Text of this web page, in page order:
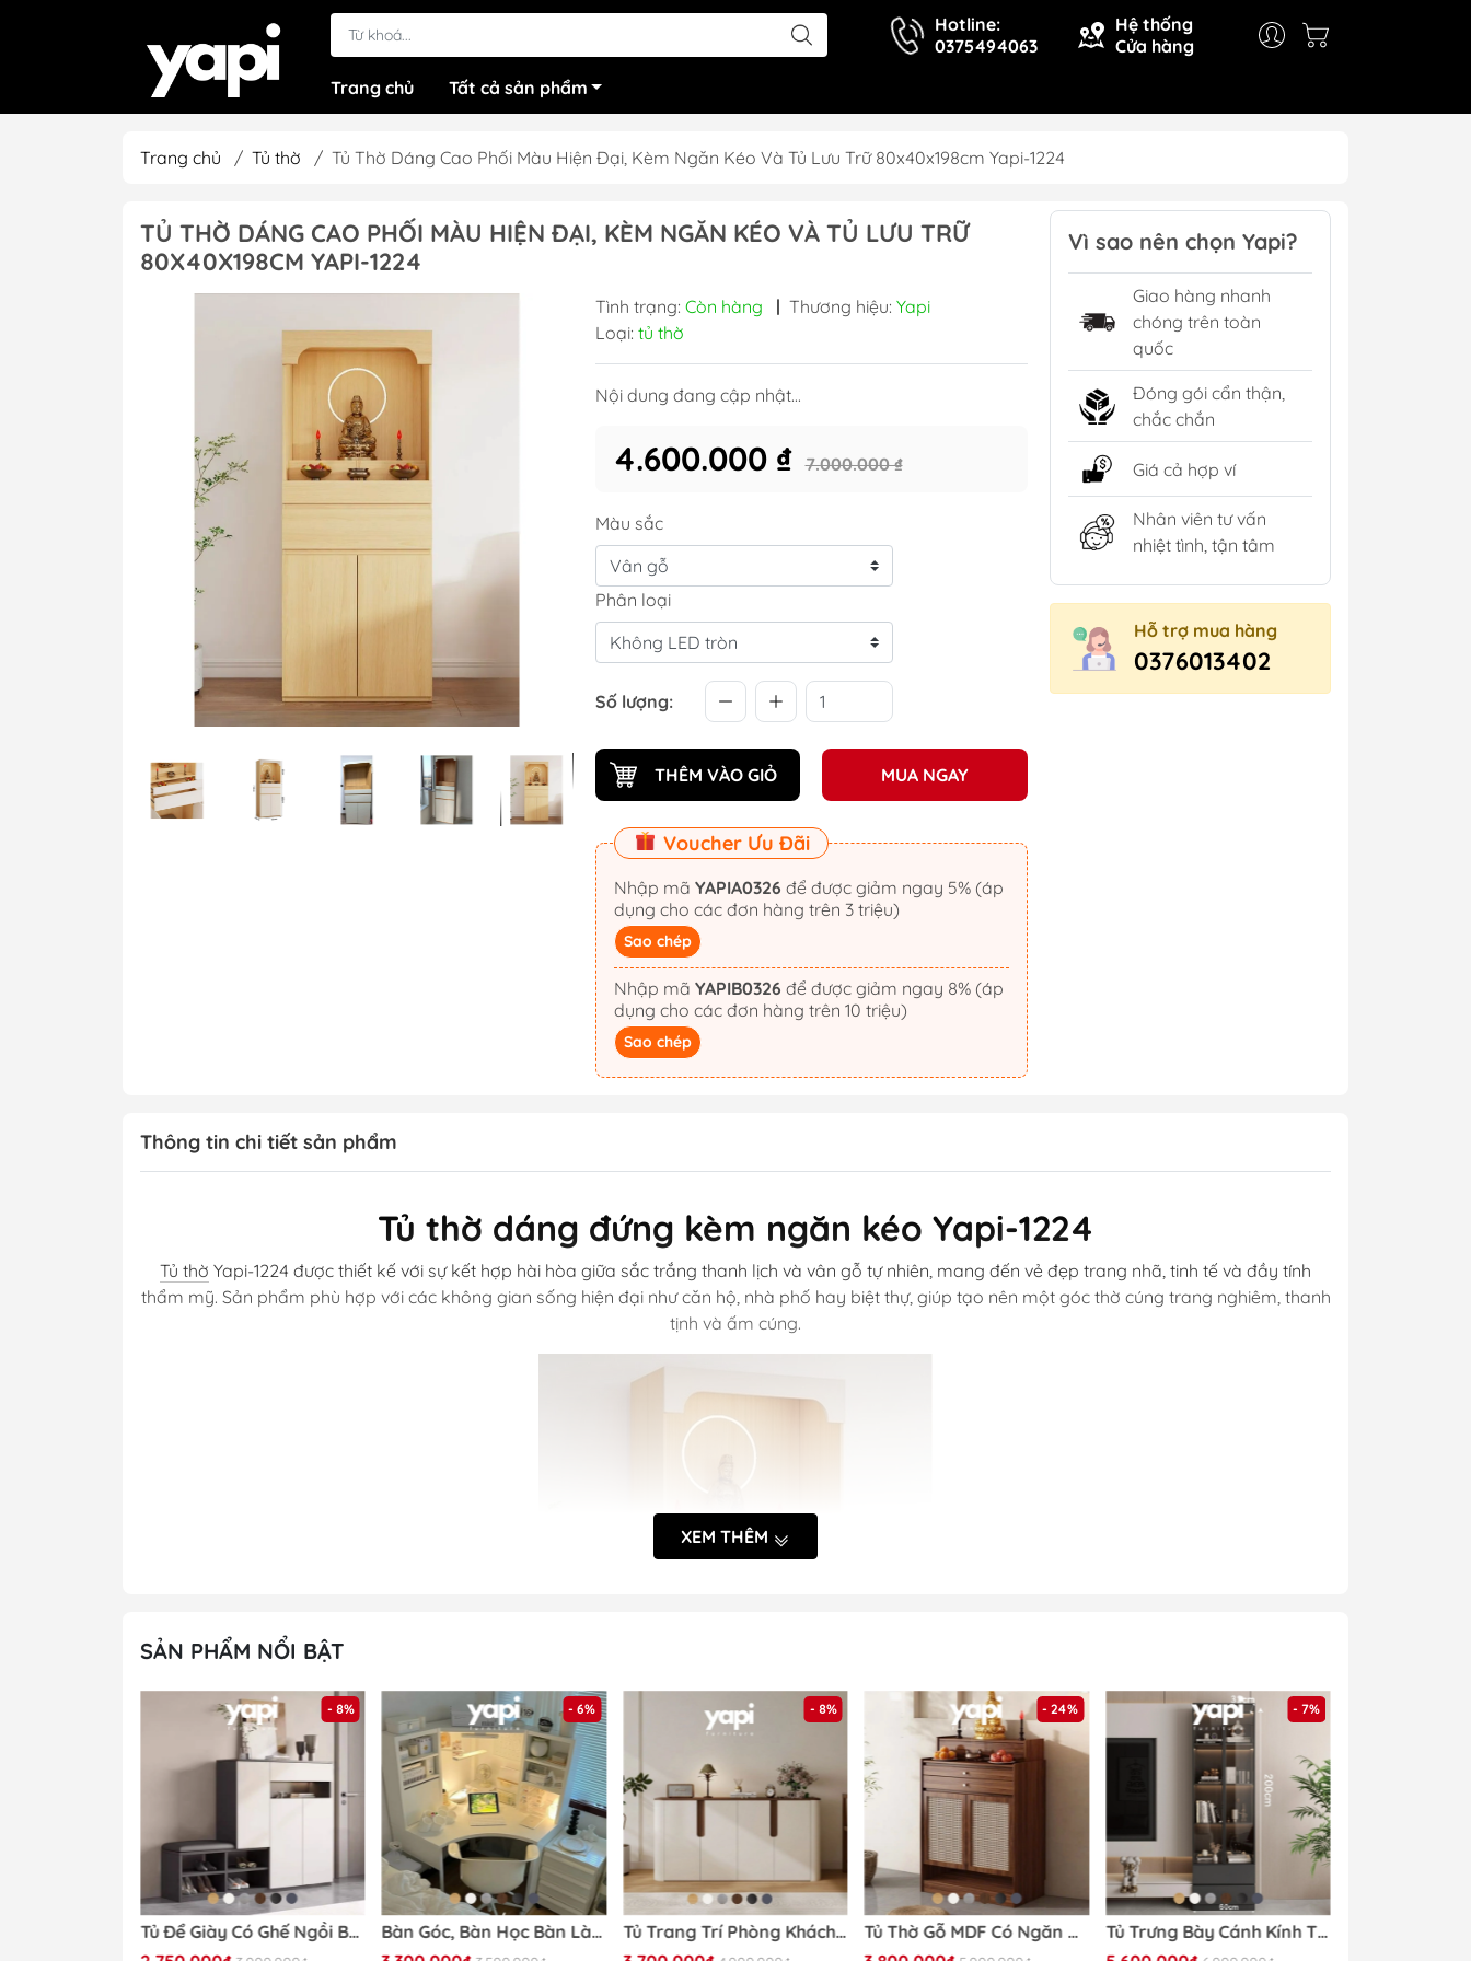
Hotline:
0375494063
Hệ thống
Cửa hàng
Trang chủ
Tất cả sản phẩm
Trang chủ / Tủ thờ / Tủ Thờ Dáng Cao Phối Màu Hiện Đại, Kèm Ngăn Kéo Và Tủ Lưu Trữ 80x40x198cm Yapi-1224
TỦ THỜ DÁNG CAO PHỐI MÀU HIỆN ĐẠI, KÈM NGĂN KÉO VÀ TỦ LƯU TRỮ
80X40X198CM YAPI-1224
Tình trạng: Còn hàng | Thương hiệu: Yapi
Loại: tủ thờ
Nội dung đang cập nhật...
4.600.000 ₫ 7.000.000 ₫
Màu sắc
Phân loại
Số lượng:
THÊM VÀO GIỎ MUA NGAY
Voucher Ưu Đãi
Nhập mã YAPIA0326
dụng cho các đơn hàng trên 3 triệu)
Sao chép
Nhập mã YAPIB0326
dụng cho các đơn hàng trên 10 triệu)
Sao chép
Vì sao nên chọn Yapi?
Giao hàng nhanh
chóng trên toàn
quốc
Đóng gói cẩn thận,
chắc chắn
Giá cả hợp ví
Nhân viên tư vấn
nhiệt tình, tận tâm
Hỗ trợ mua hàng
0376013402
Thông tin chi tiết sản phẩm
Tủ thờ dáng đứng kèm ngăn kéo Yapi-1224
Tủ thờ Yapi-1224 được thiết kế với sự kết hợp hài hòa giữa sắc trắng thanh lịch và vân gỗ tự nhiên, mang đến vẻ đẹp trang nhã, tinh tế và đầy tính
thẩm mỹ. Sản phẩm phù hợp với các không gian sống hiện đại như căn hộ, nhà phố hay biệt thự, giúp tạo nên một góc thờ cúng trang nghiêm, thanh
tịnh và ấm cúng.
Khách hàng tham khảo kĩ thông tin về sản phẩm trước khi đặt và nhận hàng củaYapi
Mã sản phẩm:
Yapi-1224
XEM THÊM
SẢN PHẨM NỔI BẬT
- 8%
Tủ Để Giày Có Ghế Ngồi Bọc Nệm 140x35x100cm Yapi-322
- 6%
Bàn Góc, Bàn Học Bàn Làm Việc Đa Năng 100x100x142cm Có Kệ Để Đồ Siêu Tiện Dụng Yapi-418
- 8%
Tủ Trang Trí Phòng Khách Góc Bo Tròn Phong Cách Hiện Đại Tối Giản 198x40x90cm Yapi-121
- 24%
Tủ Thờ Gỗ MDF Có Ngăn Kéo Và Cửa Tấm Mây Nhỏ Gọn Hiện Đại 84x48x127cm Yapi-1207
- 7%
Tủ Trưng Bày Cánh Kính Tích Hợp Đèn LED 60x32x200cm Yapi TK003 Trang Trí Phòng Khách